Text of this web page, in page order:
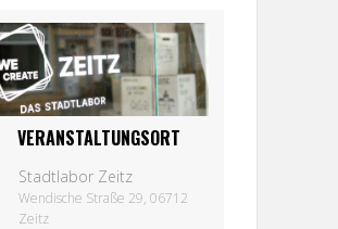
VERANSTALTUNGSORT
Stadtlabor Zeitz
Wendische Straße 29, 06712
Zeitz